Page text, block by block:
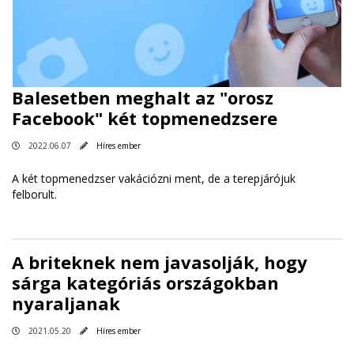
Balesetben meghalt az "orosz
Facebook" két topmenedzsere
2022.06.07 Híres ember
A két topmenedzser vakációzni ment, de a terepjárójuk
felborult.
A briteknek nem javasolják, hogy
sárga kategóriás országokban
nyaraljanak
2021.05.20 Híres ember